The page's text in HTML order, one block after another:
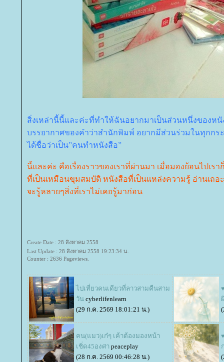
สิ่งเหล่านี้นี้และค่ะที่ทำให้ฉันอยากมาเป็นส่วนหนึ่งของห
บรรยากาศของคำว่าสำนักพิมพ์ อยากมีส่วนร่วมในทุกกร
ได้ชื่อว่าเป็น”คนทำหนังสือ”
นี้และค่ะ คือเรื่องราวของเราที่ผ่านมา เมื่อมองย้อนไปเ
ที่เป็นเหมือนขุมสมบัติ หนังสือที่เป็นแหล่งความรู้ อ่านเถอ
จะรู้หลายๆสิ่งที่เราไม่เคยรู้มาก่อน
Create Date : 28 สิงหาคม 2558
Last Update : 28 สิงหาคม 2558 19:23:34 น.
Counter : 2636 Pageviews.
ไปเที่ยวคนเดียวที่ลาวสามคืนสาม
วัน cyberlifenlearn
(29 ก.ค. 2569 18:01:21 น.)
คน(แมว)เก๋ๆ เค้าต้องมองหน้า
เชิ่ด45องศา peaceplay
(28 ก.ค. 2569 00:46:28 น.)